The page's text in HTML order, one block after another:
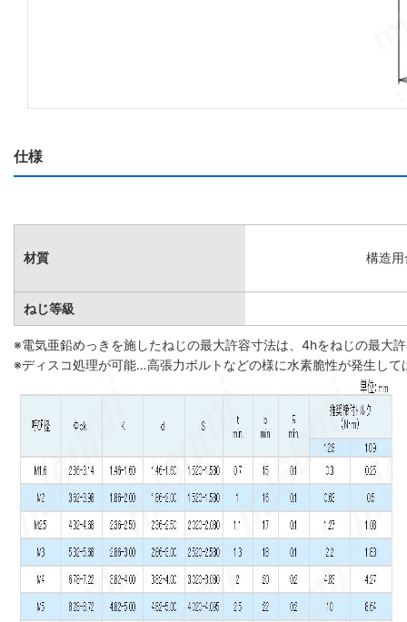
仕様
材質 構造
ねじ等級
※電気亜鉛めっきを施したねじの最大許容寸法は、4hをねじの最大
※ディスコ処理が可能…高張力ボルトなどの様に水素脆性が発生し